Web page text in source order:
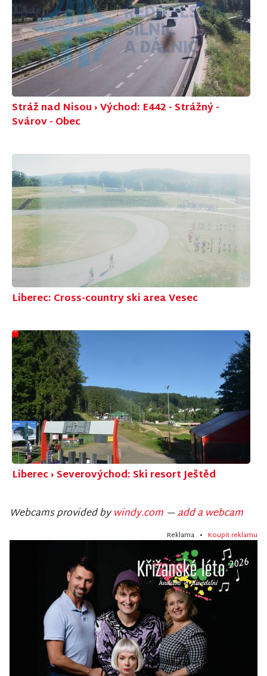
Stráž nad Nisou › Východ: E442 - Strážný -
Svárov - Obec
Liberec: Cross-country ski area Vesec
Liberec › Severovýchod: Ski resort Ještěd
Webcams provided bywindy.com —add a webcam
Reklama • Koupit reklamu